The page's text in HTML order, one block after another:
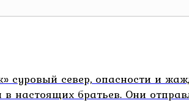
суровый север, опасности и
настоящих братьев. Они